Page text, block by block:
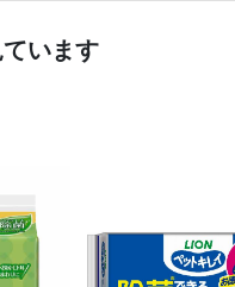
います